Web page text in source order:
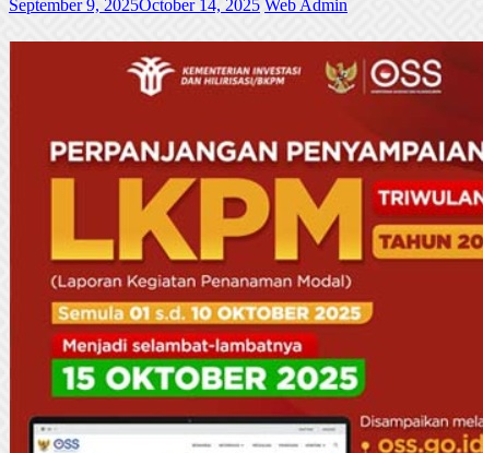
September 9, 2025October 14, 2025 Web Admin